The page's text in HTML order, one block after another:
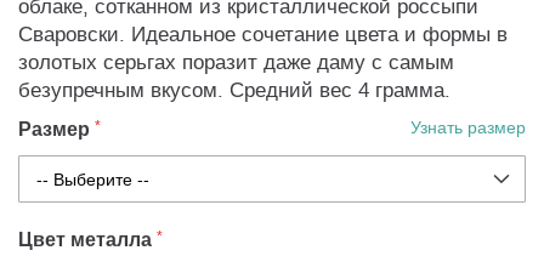
облаке, сотканном из кристаллической россыпи
Сваровски. Идеальное сочетание цвета и формы в
золотых серьгах поразит даже даму с самым
безупречным вкусом. Средний вес 4 грамма.
Размер Узнать размер
Цвет металла